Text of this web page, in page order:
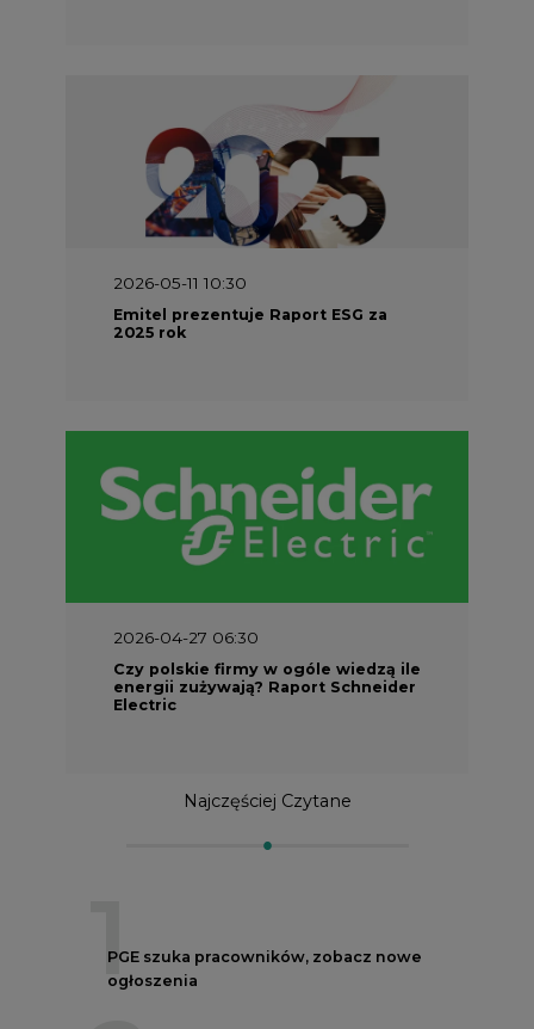
2026-05-11 10:30
Emitel prezentuje Raport ESG za
2025 rok
2026-04-27 06:30
Electric
2
Budowa terminala intermodalnego w